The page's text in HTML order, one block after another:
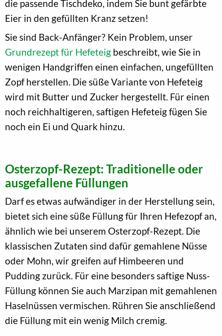
die passende Tischdeko, indem Sie bunt gefärbte
Eier in den gefüllten Kranz setzen!
Sie sind Back-Anfänger? Kein Problem, unser
Grundrezept für Hefeteig beschreibt, wie Sie in
wenigen Handgriffen einen einfachen, ungefüllten
Zopf herstellen. Die süße Variante von Hefeteig
wird mit Butter und Zucker hergestellt. Für einen
noch reichhaltigeren, saftigen Hefeteig fügen Sie
noch ein Ei und Quark hinzu.
Osterzopf-Rezept: Traditionelle oder
ausgefallene Füllungen
Darf es etwas aufwändiger in der Herstellung sein,
bietet sich eine süße Füllung für Ihren Hefezopf an,
ähnlich wie bei unserem Osterzopf-Rezept. Die
klassischen Zutaten sind dafür gemahlene Nüsse
oder Mohn, wir greifen auf Himbeeren und
Pudding zurück. Für eine besonders saftige Nuss-
Füllung können Sie auch Marzipan mit gemahlenen
Haselnüssen vermischen. Rühren Sie anschließend
die Füllung mit ein wenig Milch cremig.